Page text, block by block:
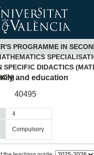
PROGRAMME IN
SPECIFIC DIDACTICS
and education
40495
4
compulsory